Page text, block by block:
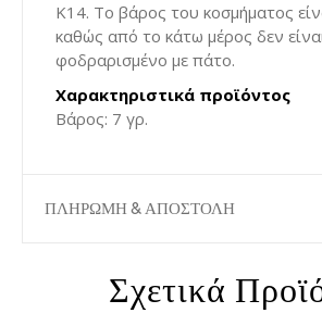
Κ14. Το βάρος του κοσμήματος
καθώς από το κάτω μέρος δεν
φοδραρισμένο με πάτο.
Χαρακτηριστικά προϊόντος
Βάρος: 7 γρ.
ΠΛΗΡΩΜΗ & ΑΠΟΣΤΟΛΗ
Σχετικά